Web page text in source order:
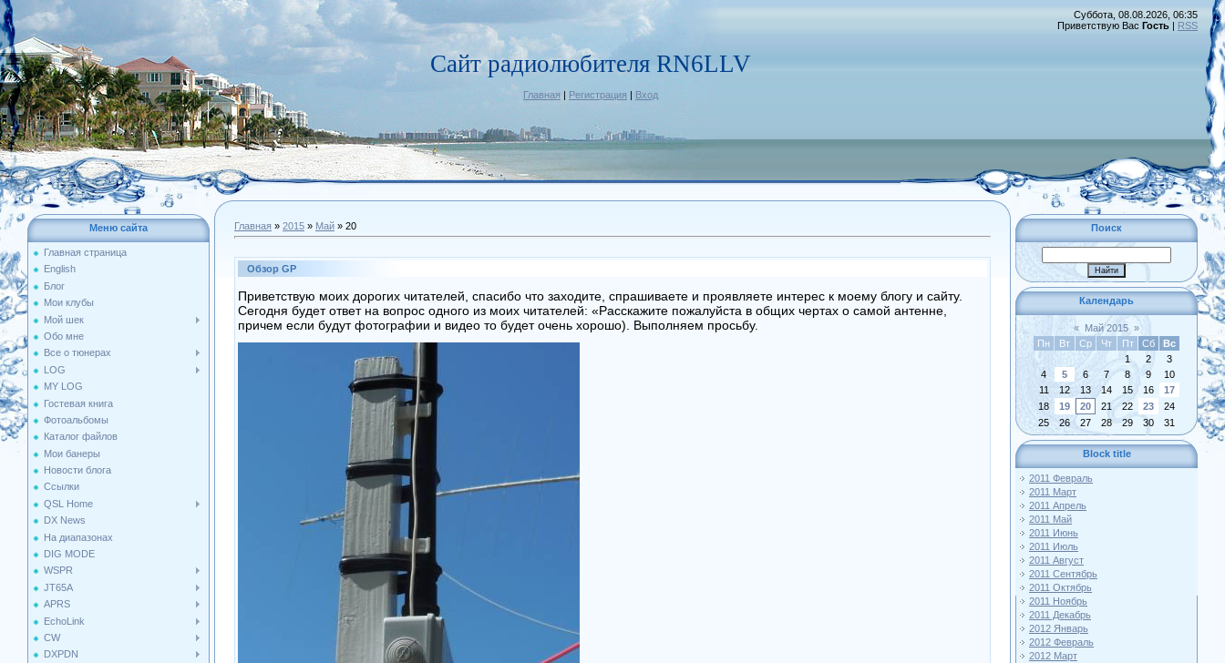
Сайт радиолюбителя RN6LLV
Главная | Регистрация | Вход
Суббота, 08.08.2026, 06:35
Приветствую Вас Гость | RSS
Меню сайта
Главная страница
English
Блог
Мои клубы
Мой шек
Обо мне
Все о тюнерах
LOG
MY LOG
Гостевая книга
Фотоальбомы
Каталог файлов
Мои банеры
Новости блога
Ссылки
QSL Home
DX News
На диапазонах
DIG MODE
WSPR
JT65A
APRS
EchoLink
CW
DXPDN
Главная » 2015 » Май » 20
Обзор GP
Приветствую моих дорогих читателей, спасибо что заходите, спрашиваете и проявляете интерес к моему блогу и сайту.
Сегодня будет ответ на вопрос одного из моих читателей: «Расскажите пожалуйста в общих чертах о самой антенне,
причем если будут фотографии и видео то будет очень хорошо). Выполняем просьбу.
Поиск
Календарь
« Май 2015 »
Пн
Вт Ср Чт Пт Сб
Вс
1
2
3
4
5 6 7 8 9
10
11
12 13 14 15 16
17
18
19 20 21 22 23
24
25
26 27 28 29 30 31
Block title
2011 Февраль
2011 Март
2011 Апрель
2011 Май
2011 Июнь
2011 Июль
2011 Август
2011 Сентябрь
2011 Октябрь
2011 Ноябрь
2011 Декабрь
2012 Январь
2012 Февраль
2012 Март